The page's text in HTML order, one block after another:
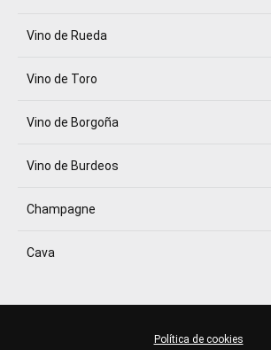
Vino de Rueda
Vino de Toro
Vino de Borgoña
Vino de Burdeos
Champagne
Cava
Política de cookies